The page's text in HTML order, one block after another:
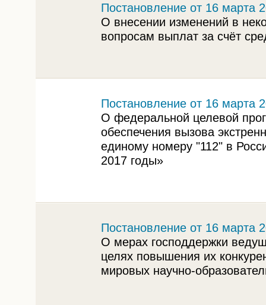
Постановление от 16 марта
О внесении изменений в
вопросам выплат за счёт
Постановление от 16 марта
О федеральной целевой
обеспечения вызова
единому номеру "112" в
2017 годы»
Постановление от 16 марта
О мерах господдержки
целях повышения их
мировых научно-